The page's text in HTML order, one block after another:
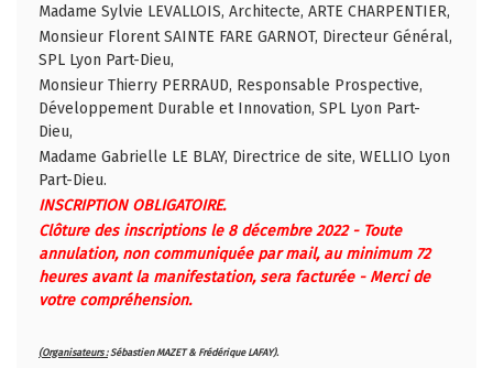
Madame Sylvie LEVALLOIS, Architecte, ARTE CHARPENTIER,
Monsieur Florent SAINTE FARE GARNOT, Directeur Général,
SPL Lyon Part-Dieu,
Monsieur Thierry PERRAUD, Responsable Prospective,
Développement Durable et Innovation, SPL Lyon Part-
Dieu,
Madame Gabrielle LE BLAY, Directrice de site, WELLIO Lyon
Part-Dieu.
INSCRIPTION OBLIGATOIRE.
Clôture des inscriptions le 8 décembre 2022 - Toute
annulation, non communiquée par mail, au minimum 72
heures avant la manifestation, sera facturée - Merci de
votre compréhension.
(Organisateurs :Sébastien MAZET & Frédérique LAFAY).